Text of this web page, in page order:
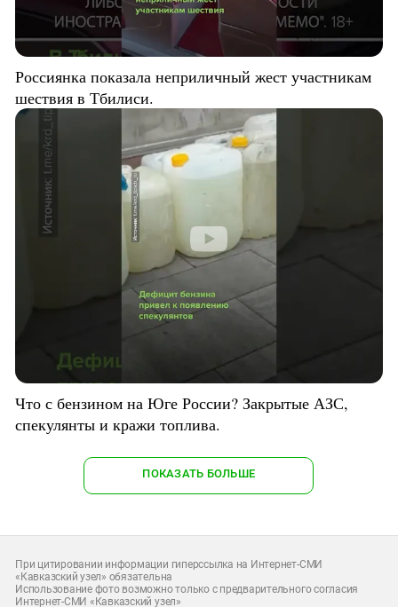
Россиянка показала неприличный жест участникам
шествия в Тбилиси.
Что с бензином на Юге России? Закрытые АЗС,
спекулянты и кражи топлива.
ПОКАЗАТЬ БОЛЬШЕ
При цитировании информации гиперссылка на Интернет-СМИ
«Кавказский узел» обязательна
Использование фото возможно только с предварительного согласия
Интернет-СМИ «Кавказский узел»